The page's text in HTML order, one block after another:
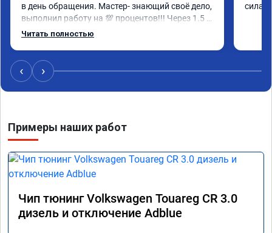
в день обращения. Мастер- знающий своё дело,
выполнил работу на 💯 процентов!!! Через 1.5
часа (время на прошивку) машину не узнать!!!
Читать полностью
сила,
‹ ›
Примеры наших работ
Чип тюнинг Volkswagen Touareg CR 3.0
дизель и отключение Adblue